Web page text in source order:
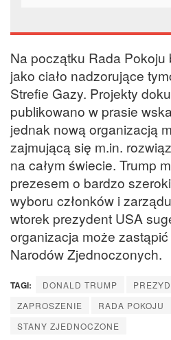
Na początku Rada Pokoju
jako ciało nadzorujące
Strefie Gazy. Projekty
publikowano w prasie
jednak nową organizacją
zajmującą się m.in.
na całym świecie. Trump
prezesem o bardzo
wyboru członków i
wtorek prezydent USA
organizacja może
Narodów Zjednoczonych.
TAGI: DONALD TRUMP
ZAPROSZENIE
RADA POKOJU
STANY ZJEDNOCZONE